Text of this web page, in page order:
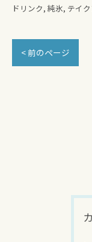
ドリンク 純氷 テイ
< 前のページ